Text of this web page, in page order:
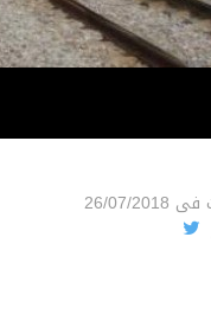
فى 26/07/2018